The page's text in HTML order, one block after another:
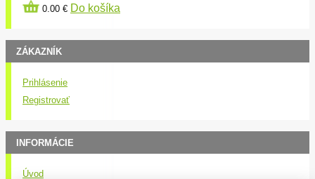
0.00 € Do košíka
ZÁKAZNÍK
Prihlásenie
Registrovať
INFORMÁCIE
Úvod